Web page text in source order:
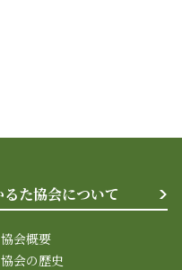
るた協会について
協会概要
協会の歴史